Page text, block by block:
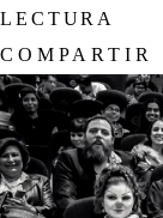
LECTURA
COMPARTIR